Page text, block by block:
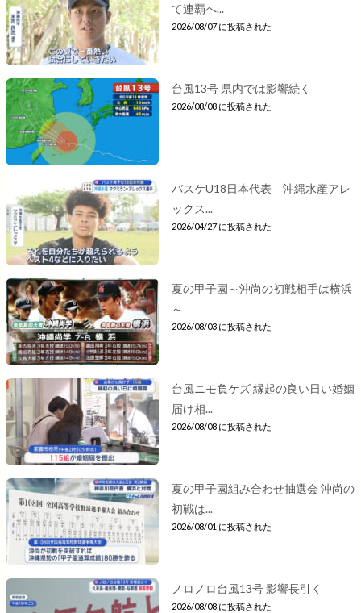
て連覇へ...
2026/08/07 に投稿された
台風13号 県内では影響続く
2026/08/08 に投稿された
バスケU18日本代表 沖縄水産アレ
ックス...
2026/04/27 に投稿された
夏の甲子園～沖尚の初戦相手は横浜
～
2026/08/03 に投稿された
台風ニモ負ケズ 縁起の良い日い婚姻
届け相...
2026/08/08 に投稿された
夏の甲子園組み合わせ抽選会 沖尚の
初戦は...
2026/08/01 に投稿された
ノロノロ台風13号 影響長引く
2026/08/08 に投稿された